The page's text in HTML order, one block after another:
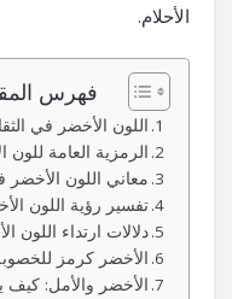
الأحلام.
فهرس
اللون الأخضر في
الرمزية العامة للون
معاني اللون
تفسير رؤية اللون
دلالات ارتداء اللون
الأخضر كرمز
الأخضر والأمل: كيف